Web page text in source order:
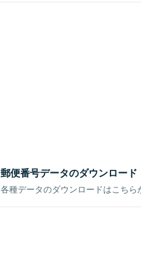
郵便番号データのダウンロード
各種データのダウンロードはこちら